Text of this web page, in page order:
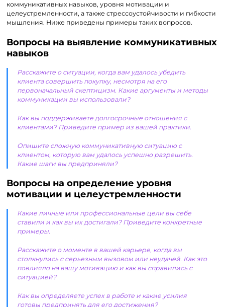
коммуникативных навыков, уровня мотивации и
целеустремленности, а также стрессоустойчивости и гибкости
мышления. Ниже приведены примеры таких вопросов.
Вопросы на выявление коммуникативных
навыков
Расскажите о ситуации, когда вам удалось убедить
клиента совершить покупку, несмотря на его
первоначальный скептицизм. Какие аргументы и методы
коммуникации вы использовали?
Как вы поддерживаете долгосрочные отношения с
клиентами? Приведите пример из вашей практики.
Опишите сложную коммуникативную ситуацию с
клиентом, которую вам удалось успешно разрешить.
Какие шаги вы предприняли?
Вопросы на определение уровня
мотивации и целеустремленности
Какие личные или профессиональные цели вы себе
ставили и как вы их достигали? Приведите конкретные
примеры.
Расскажите о моменте в вашей карьере, когда вы
столкнулись с серьезным вызовом или неудачей. Как это
повлияло на вашу мотивацию и как вы справились с
ситуацией?
Как вы определяете успех в работе и какие усилия
готовы предпринять для его достижения?